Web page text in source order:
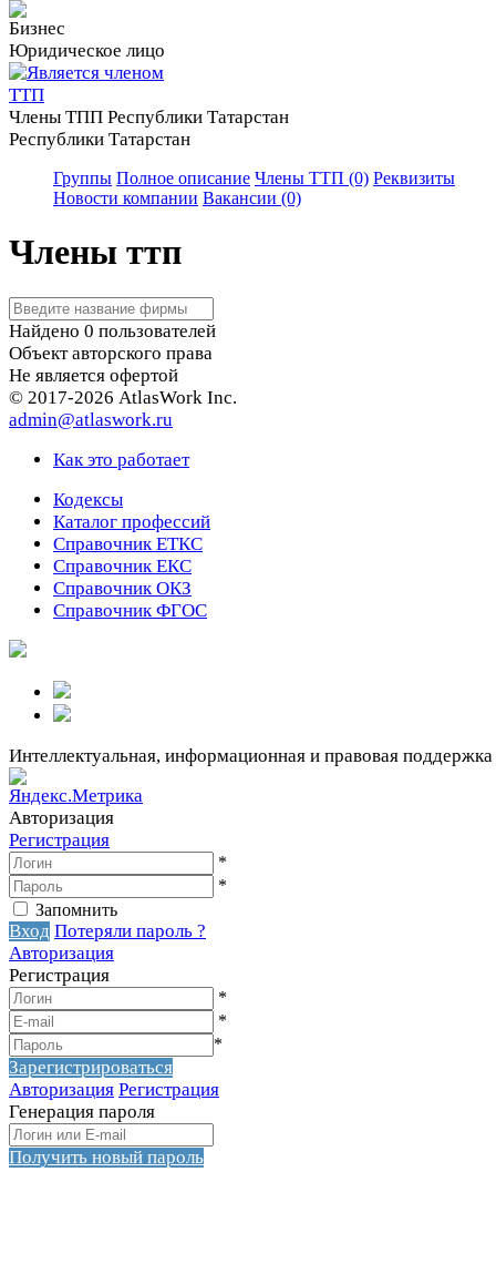
Юридическое лицо
Члены ТПП Республики Татарстан
Республики Татарстан
Группы Полное описание Члены ТТП (0) Реквизиты
Новости компании Вакансии (0)
Члены ттп
Найдено 0 пользователей
Объект авторского права
Не является офертой
© 2017-2026 AtlasWork Inc.
admin@atlaswork.ru
Как это работает
Кодексы
Каталог профессий
Справочник ЕТКС
Справочник ЕКС
Справочник ОКЗ
Справочник ФГОС
Интеллектуальная, информационная и правовая поддержка
Авторизация
Регистрация
*
*
Запомнить
Вход Потеряли пароль ?
Авторизация
Регистрация
*
*
*
Зарегистрироваться
Авторизация Регистрация
Генерация пароля
Получить новый пароль